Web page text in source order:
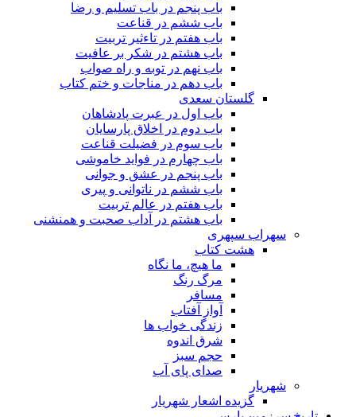
باب پنجم در باب تسلیم و رضا
باب ششم در قناعت
باب هفتم در تاءثیر تربیت
باب هشتم در شکر بر عافیت
باب نهم در توبه و راه صواب
باب دهم در مناجات و ختم کتاب
گلستان سعدی
باب اول در عبرت پادشاهان
باب دوم در اخلاق پارسایان
باب سوم در فضیلت قناعت
باب چهارم در فواید خاموشى
باب پنجم در عشق و جوانى
باب ششم در ناتوانى و پیرى
باب هفتم در عالم تربیت
باب هشتم در آداب صحبت و همنشنى
سهراب سپهری
هشت کتاب
ما هیچ، ما نگاه
مرگ رنگ
مسافر
آواز آفتاب
زندگی خواب ها
شرق اندوه
حجم سبز
صدای پای آب
شهریار
گزیده اشعار شهریار